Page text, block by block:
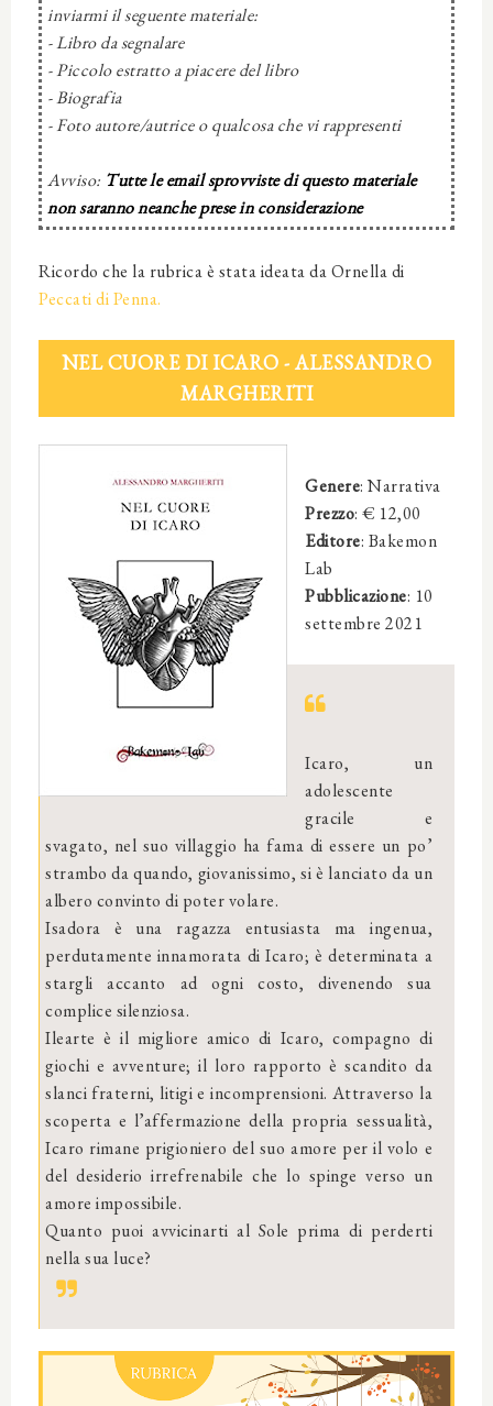
inviarmi il seguente materiale:
- Libro da segnalare
- Piccolo estratto a piacere del libro
- Biografia
- Foto autore/autrice o qualcosa che vi rappresenti
Avviso: Tutte le email sprovviste di questo materiale
non saranno neanche prese in considerazione
Ricordo che la rubrica è stata ideata da Ornella di
Peccati di Penna.
NEL CUORE DI ICARO - ALESSANDRO
MARGHERITI
Genere: Narrativa
Prezzo: € 12,00
Editore: Bakemon
Lab
Pubblicazione: 10
settembre 2021
Icaro, un
adolescente
gracile e
svagato, nel suo villaggio ha fama di essere un po’
strambo da quando, giovanissimo, si è lanciato da un
albero convinto di poter volare.
Isadora è una ragazza entusiasta ma ingenua,
perdutamente innamorata di Icaro; è determinata a
stargli accanto ad ogni costo, divenendo sua
complice silenziosa.
Ilearte è il migliore amico di Icaro, compagno di
giochi e avventure; il loro rapporto è scandito da
slanci fraterni, litigi e incomprensioni. Attraverso la
scoperta e l’affermazione della propria sessualità,
Icaro rimane prigioniero del suo amore per il volo e
del desiderio irrefrenabile che lo spinge verso un
amore impossibile.
Quanto puoi avvicinarti al Sole prima di perderti
nella sua luce?